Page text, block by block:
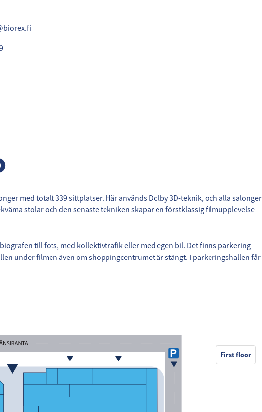
med totalt 339 sittplatser. Här används Dolby 3D-teknik, och alla salonger
stolar och den senaste tekniken skapar en förstklassig filmupplevelse
till fots, med kollektivtrafik eller med egen bil. Det finns parkering
under filmen även om shoppingcentrumet är stängt. I parkeringshallen får
First floor